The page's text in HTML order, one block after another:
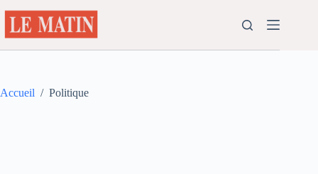
au
contenu
Accueil / Politique